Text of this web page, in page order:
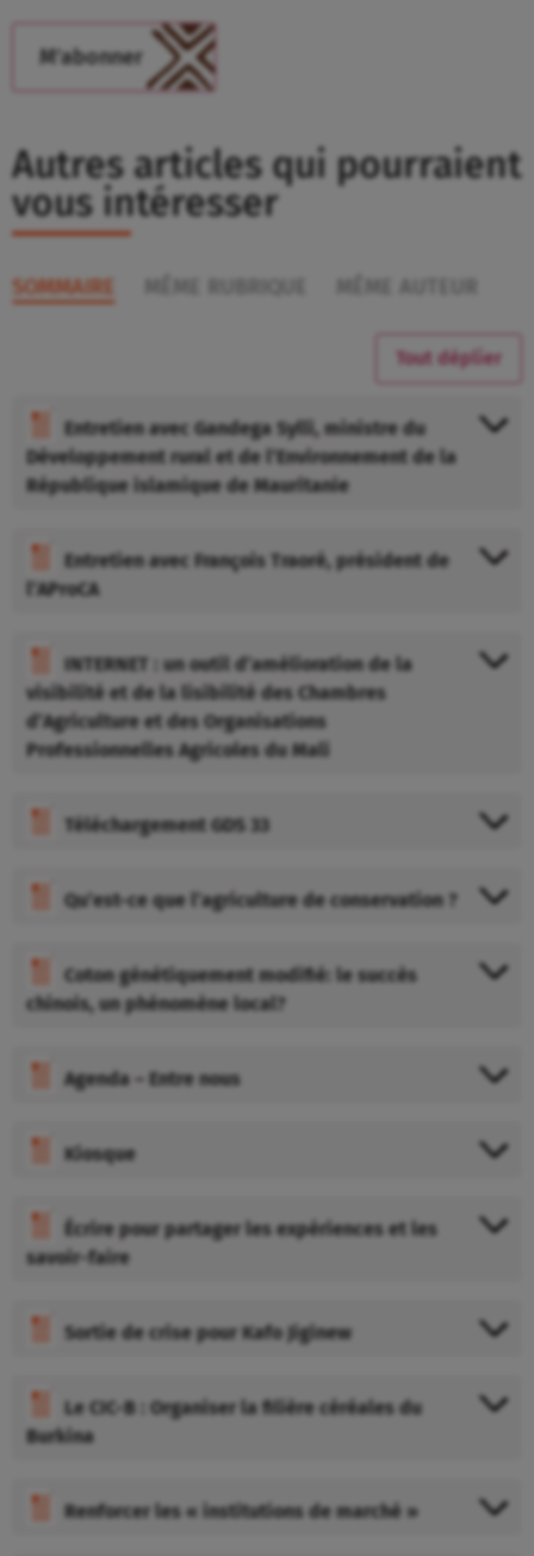
Autres articles qui pourraient
vous intéresser
SOMMAIRE MÊME RUBRIQUE MÊME AUTEUR
Tout déplier
Entretien avec Gandega Sylli, ministre du
Développement rural et de l’Environnement de la
République islamique de Mauritanie
Entretien avec François Traoré, président de
l’AProCA
INTERNET : un outil d’amélioration de la
visibilité et de la lisibilité des Chambres
d’Agriculture et des Organisations
Professionnelles Agricoles du Mali
Téléchargement GDS 33
Qu’est-ce que l’agriculture de conservation ?
Coton génétiquement modifié: le succès
chinois, un phénomène local?
Agenda – Entre nous
Kiosque
Écrire pour partager les expériences et les
savoir-faire
Sortie de crise pour Kafo Jiginew
Le CIC-B : Organiser la filière céréales du
Burkina
Renforcer les « institutions de marché »